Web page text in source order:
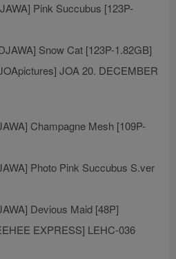
Pink Succubus [123P-
Snow Cat [123P-1.82GB]
JOA 20. DECEMBER
Champagne Mesh [109P-
Photo Pink Succubus S.ver
Devious Maid [48P]
EXPRESS] LEHC-036